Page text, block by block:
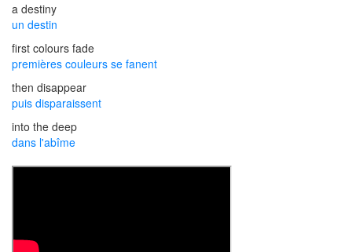
a destiny
un destin
first colours fade
premières couleurs se fanent
then disappear
puis disparaissent
into the deep
dans l'abîme